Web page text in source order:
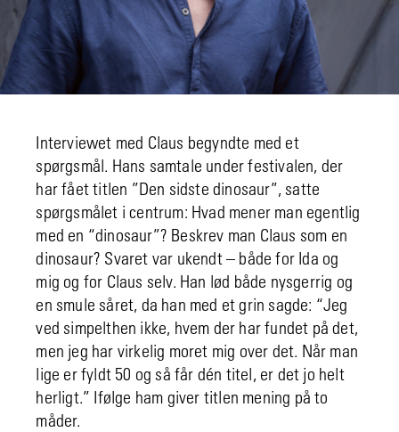
Interviewet med Claus begyndte med et
spørgsmål. Hans samtale under festivalen, der
har fået titlen ”Den sidste dinosaur”, satte
spørgsmålet i centrum: Hvad mener man egentlig
med en “dinosaur”? Beskrev man Claus som en
dinosaur? Svaret var ukendt – både for Ida og
mig og for Claus selv. Han lød både nysgerrig og
en smule såret, da han med et grin sagde: “Jeg
ved simpelthen ikke, hvem der har fundet på det,
men jeg har virkelig moret mig over det. Når man
lige er fyldt 50 og så får dén titel, er det jo helt
herligt.” Ifølge ham giver titlen mening på to
måder.